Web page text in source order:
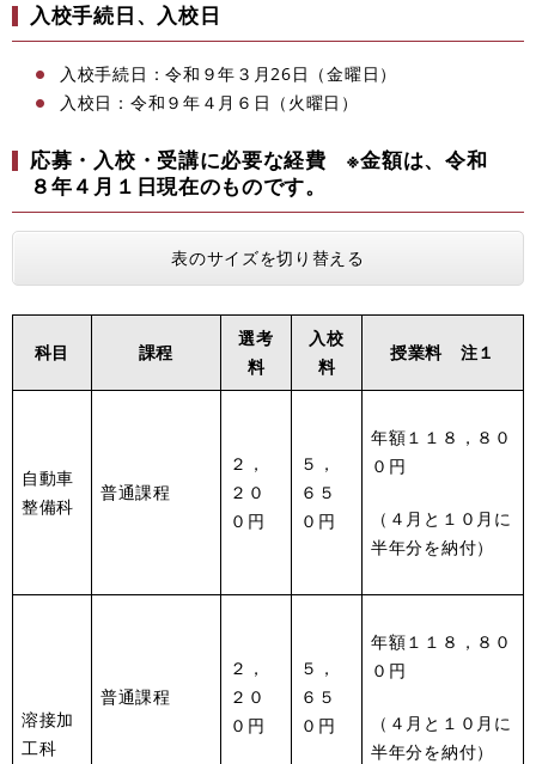
入校手続日、入校日
入校手続日：令和９年３月26日（金曜日）
入校日：令和９年４月６日（火曜日）
応募・入校・受講に必要な経費 ※金額は、令和
８年４月１日現在のものです。
表のサイズを切り替える
科目 課程
選考
料
入校
料
授業料 注１
自動車
整備科
普通課程
２，
２０
０円
５，
６５
０円
年額１１８，８０
０円
（４月と１０月に
半年分を納付）
溶接加
工科
普通課程
２，
２０
０円
５，
６５
０円
年額１１８，８０
０円
（４月と１０月に
半年分を納付）